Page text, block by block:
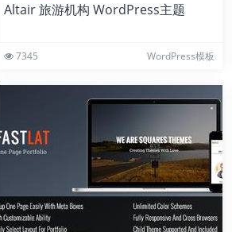
Altair 旅游机构 WordPress主题
7345 WordPress模板